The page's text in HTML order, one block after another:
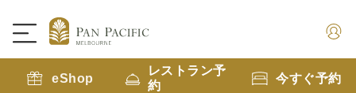
eShop
レストラン予
約
今すぐ予約